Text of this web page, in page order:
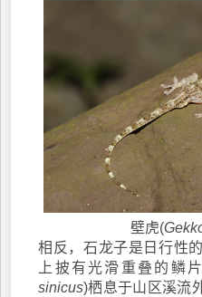
壁虎(
相反，石龙子是日行性
上披有光滑重叠的鳞
sinicus)栖息于山区溪流